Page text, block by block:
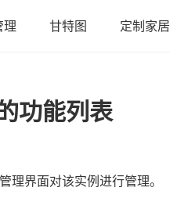
理 甘特图 定制家居
功能列表
理界面对该实例进行管理。